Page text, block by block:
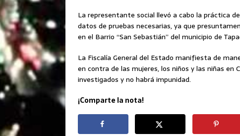
La representante social llevó a cabo la práctica
datos de pruebas necesarias, ya que
en el Barrio “San Sebastián” del municipio de
La Fiscalía General del Estado manifiesta de
en contra de las mujeres, los niños y las niñas en
investigados y no habrá impunidad.
¡Comparte la nota!